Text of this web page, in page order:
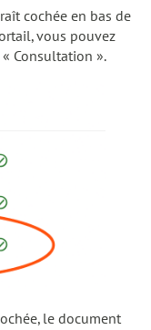
cochée en bas de
vous pouvez
Consultation ».
le document